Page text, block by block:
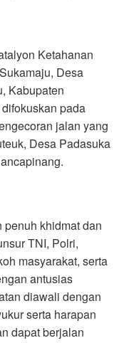
Ketahanan
Desa
Kabupaten
pada
jalan yang
Desa Padasuka
khidmat dan
TNI, Polri,
masyarakat, serta
antusias
diawali dengan
serta harapan
dapat berjalan